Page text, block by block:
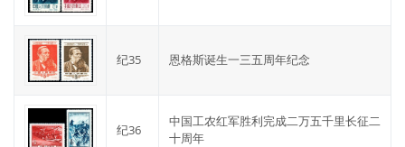
纪35 恩格斯诞生一三五周年纪念
纪36
中国工农红军胜利完成二万五千里长征二
十周年